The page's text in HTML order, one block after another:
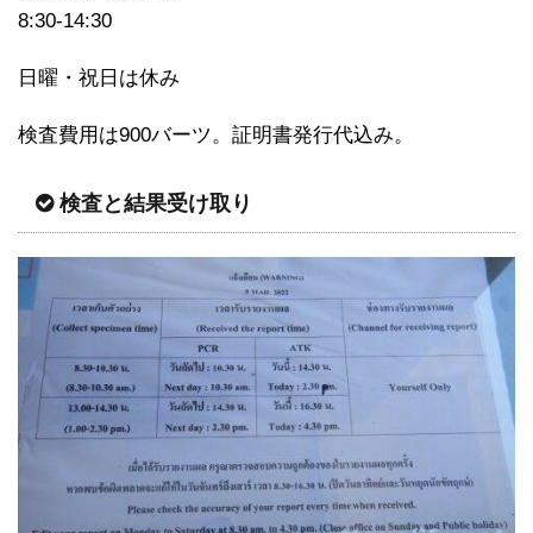
8:30-14:30
日曜・祝日は休み
検査費用は900バーツ。証明書発行代込み。
検査と結果受け取り